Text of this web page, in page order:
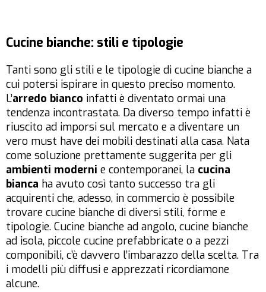
Cucine bianche: stili e tipologie
Tanti sono gli stili e le tipologie di cucine bianche a
cui potersi ispirare in questo preciso momento.
L’arredo bianco infatti è diventato ormai una
tendenza incontrastata. Da diverso tempo infatti è
riuscito ad imporsi sul mercato e a diventare un
vero must have dei mobili destinati alla casa. Nata
come soluzione prettamente suggerita per gli
ambienti moderni e contemporanei, la cucina
bianca ha avuto così tanto successo tra gli
acquirenti che, adesso, in commercio è possibile
trovare cucine bianche di diversi stili, forme e
tipologie. Cucine bianche ad angolo, cucine bianche
ad isola, piccole cucine prefabbricate o a pezzi
componibili, c’è davvero l’imbarazzo della scelta. Tra
i modelli più diffusi e apprezzati ricordiamone
alcune.